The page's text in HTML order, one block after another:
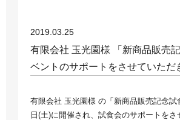
2019.03.25
有限会社 玉光園様 「新商品販売
ベントのサポートをさせていただ
有限会社 玉光園様 の「新商品販売記念試
日(土)に開催され、試食会のサポートをさ